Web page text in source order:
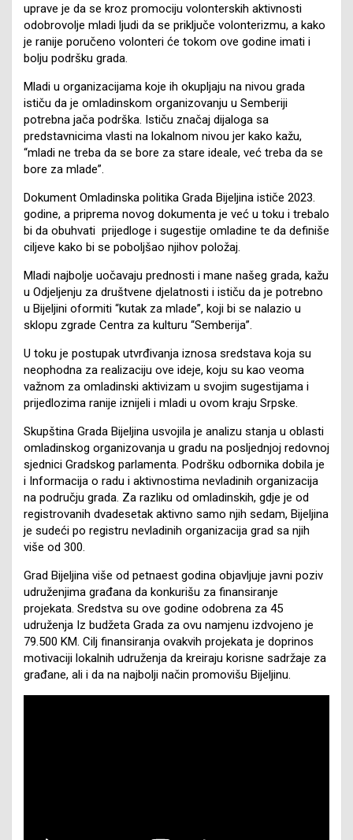
uprave je da se kroz promociju volonterskih aktivnosti
odobrovolje mladi ljudi da se priključe volonterizmu, a kako
je ranije poručeno volonteri će tokom ove godine imati i
bolju podršku grada.
Mladi u organizacijama koje ih okupljaju na nivou grada
ističu da je omladinskom organizovanju u Semberiji
potrebna jača podrška. Ističu značaj dijaloga sa
predstavnicima vlasti na lokalnom nivou jer kako kažu,
“mladi ne treba da se bore za stare ideale, već treba da se
bore za mlade”.
Dokument Omladinska politika Grada Bijeljina ističe 2023.
godine, a priprema novog dokumenta je već u toku i trebalo
bi da obuhvati prijedloge i sugestije omladine te da definiše
ciljeve kako bi se poboljšao njihov položaj.
Mladi najbolje uočavaju prednosti i mane našeg grada, kažu
u Odjeljenju za društvene djelatnosti i ističu da je potrebno
u Bijeljini oformiti “kutak za mlade”, koji bi se nalazio u
sklopu zgrade Centra za kulturu “Semberija”.
U toku je postupak utvrđivanja iznosa sredstava koja su
neophodna za realizaciju ove ideje, koju su kao veoma
važnom za omladinski aktivizam u svojim sugestijama i
prijedlozima ranije iznijeli i mladi u ovom kraju Srpske.
Skupština Grada Bijeljina usvojila je analizu stanja u oblasti
omladinskog organizovanja u gradu na posljednjoj redovnoj
sjednici Gradskog parlamenta. Podršku odbornika dobila je
i Informacija o radu i aktivnostima nevladinih organizacija
na području grada. Za razliku od omladinskih, gdje je od
registrovanih dvadesetak aktivno samo njih sedam, Bijeljina
je sudeći po registru nevladinih organizacija grad sa njih
više od 300.
Grad Bijeljina više od petnaest godina objavljuje javni poziv
udruženjima građana da konkurišu za finansiranje
projekata. Sredstva su ove godine odobrena za 45
udruženja Iz budžeta Grada za ovu namjenu izdvojeno je
79.500 KM. Cilj finansiranja ovakvih projekata je doprinos
motivaciji lokalnih udruženja da kreiraju korisne sadržaje za
građane, ali i da na najbolji način promovišu Bijeljinu.